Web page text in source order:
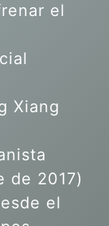
el
Xiang
de 2017)
el